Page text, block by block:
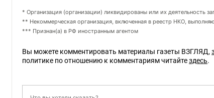
* Организация (организации) ликвидированы или их деятельность
** Некоммерческая организация, включенная в реестр НКО,
*** Признан(а) в РФ иностранным агентом
Вы можете комментировать материалы газеты ВЗГЛЯД,
политике по отношению к комментариям читайтездесь.